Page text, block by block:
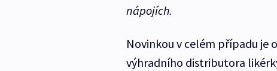
nápojích.
Novinkou v celém případu je
výhradního distributora